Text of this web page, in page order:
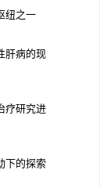
纽之一
肝病的现
疗研究进
下的探索